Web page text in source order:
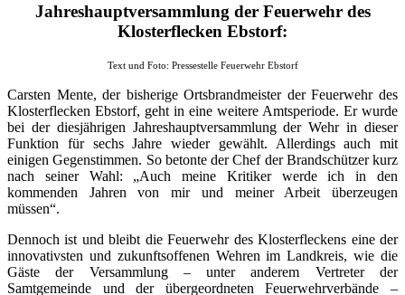
Jahreshauptversammlung der Feuerwehr des
Klosterflecken Ebstorf:
Text und Foto: Pressestelle Feuerwehr Ebstorf
Carsten Mente, der bisherige Ortsbrandmeister der Feuerwehr des
Klosterflecken Ebstorf, geht in eine weitere Amtsperiode. Er wurde
bei der diesjährigen Jahreshauptversammlung der Wehr in dieser
Funktion für sechs Jahre wieder gewählt. Allerdings auch mit
einigen Gegenstimmen. So betonte der Chef der Brandschützer kurz
nach seiner Wahl: „Auch meine Kritiker werde ich in den
kommenden Jahren von mir und meiner Arbeit überzeugen
müssen“.
Dennoch ist und bleibt die Feuerwehr des Klosterfleckens eine der
innovativsten und zukunftsoffenen Wehren im Landkreis, wie die
Gäste der Versammlung – unter anderem Vertreter der
Samtgemeinde und der übergeordneten Feuerwehrverbände –